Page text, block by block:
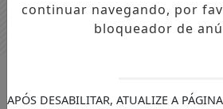
Babi Garcia lança
continuar navegando, por
bloqueador de
APÓS DESABILITAR, ATUALIZE A